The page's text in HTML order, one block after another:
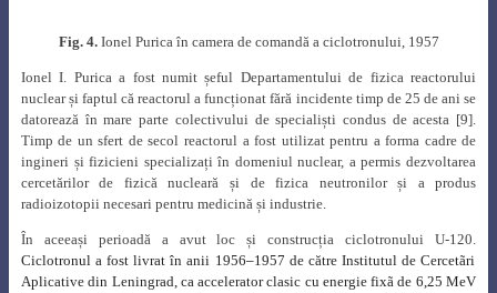
Fig. 4. Ionel Purica în camera de comandă a ciclotronului, 1957
Ionel I. Purica a fost numit șeful Departamentului de fizica reactorului
nuclear și faptul că reactorul a funcționat fără incidente timp de 25 de ani se
datorează în mare parte colectivului de specialiști condus de acesta [9].
Timp de un sfert de secol reactorul a fost utilizat pentru a forma cadre de
ingineri și fizicieni specializați în domeniul nuclear, a permis dezvoltarea
cercetărilor de fizică nucleară și de fizica neutronilor și a produs
radioizotopii necesari pentru medicină și industrie.
În aceeași perioadă a avut loc și construcția ciclotronului U-120.
Ciclotronul a fost livrat în anii 1956–1957 de către Institutul de Cercetãri
Aplicative din Leningrad, ca accelerator clasic cu energie fixã de 6,25 MeV